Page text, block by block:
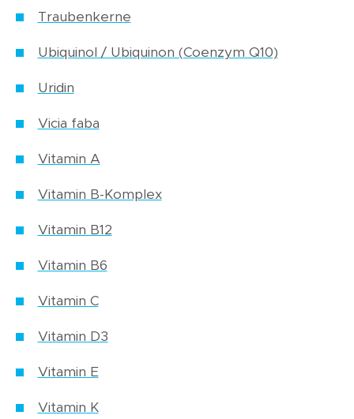
Traubenkerne
Ubiquinol / Ubiquinon (Coenzym Q10)
Uridin
Vicia faba
Vitamin A
Vitamin B-Komplex
Vitamin B12
Vitamin B6
Vitamin C
Vitamin D3
Vitamin E
Vitamin K